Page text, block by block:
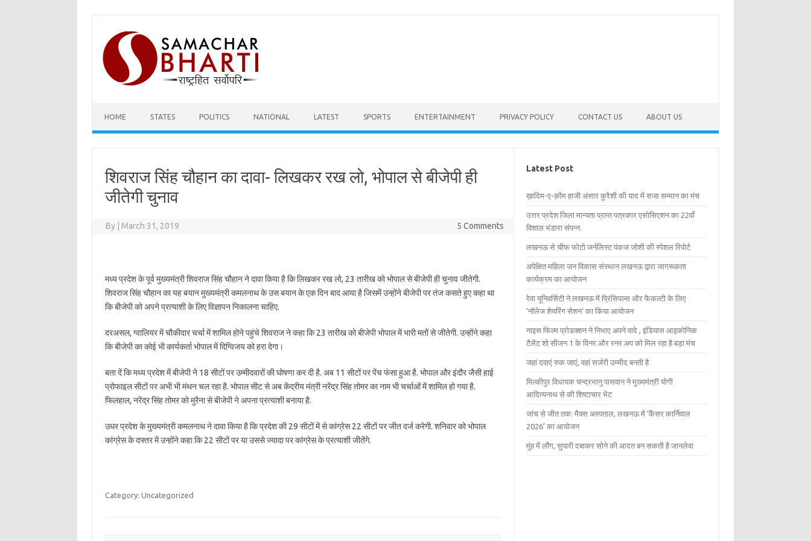
content
HOME STATES POLITICS NATIONAL LATEST SPORTS ENTERTAINMENT PRIVACY POLICY CONTACT US ABOUT US
शिवराज सिंह चौहान का दावा- लिखकर रख लो, भोपाल से बीजेपी ही
जीतेगी चुनाव
By March 31, 2019 5 Comments
मध्य प्रदेश के पूर्व मुख्यमंत्री शिवराज सिंह चौहान ने दावा किया है कि लिखकर रख लो, 23 तारीख को भोपाल से बीजेपी ही चुनाव जीतेगी.
शिवराज सिंह चौहान का यह बयान मुख्यमंत्री कमलनाथ के उस बयान के एक दिन बाद आया है जिसमें उन्होंने बीजेपी पर तंज कसते हुए कहा था
कि बीजेपी को अपने प्रत्याशी के लिए विज्ञापन निकालना चाहिए.
दरअसल, ग्वालियर में चौकीदार चर्चा में शामिल होने पहुंचे शिवराज ने कहा कि 23 तारीख को बीजेपी भोपाल में भारी मतों से जीतेगी. उन्होंने कहा
कि बीजेपी का कोई भी कार्यकर्ता भोपाल में दिग्विजय को हरा देगा।
बता दें कि मध्य प्रदेश में बीजेपी ने 18 सीटों पर उम्मीदवारों की घोषणा कर दी है. अब 11 सीटों पर पेंच फंसा हुआ है. भोपाल और इंदौर जैसी हाई
प्रोफाइल सीटों पर अभी भी मंथन चल रहा है. भोपाल सीट से अब केंद्रीय मंत्री नरेंद्र सिंह तोमर का नाम भी चर्चाओं में शामिल हो गया है.
फिलहाल, नरेंद्र सिंह तोमर को मुरैना से बीजेपी ने अपना प्रत्याशी बनाया है.
उधर प्रदेश के मुख्यमंत्री कमलनाथ ने दावा किया है कि प्रदेश की 29 सीटों में से कांग्रेस 22 सीटों पर जीत दर्ज करेगी. शनिवार को भोपाल
कांग्रेस के दफ्तर में उन्होंने कहा कि 22 सीटों पर या उससे ज्यादा पर कांग्रेस के प्रत्याशी जीतेंगे.
Category: Uncategorized
Latest Post
ख़ादिम-ए-क़ौम हाजी अंसार कुरैशी की याद में सजा सम्मान का मंच
उत्तर प्रदेश जिला मान्यता प्राप्त पत्रकार एसोसिएशन का 22वाँ
विशाल भंडारा संपन्न.
लखनऊ से चीफ फोटो जर्नलिस्ट पंकज जोशी की स्पेशल रिपोर्ट
अपेक्षित महिला जन विकास संस्थान लखनऊ द्वारा जागरूकता
कार्यक्रम का आयोजन
रेवा यूनिवर्सिटी ने लखनऊ में प्रिंसिपल्स और फैकल्टी के लिए
‘नॉलेज शेयरिंग सेशन’ का किया आयोजन
नाइस फिल्म प्रोडक्शन ने निभाए अपने वादे , इंडियास आइकोनिक
टैलेंट शो सीजन 1 के विनर और रनर अप को मिल रहा है बड़ा मंच
जहां दवाएं रुक जाएं, वहां सर्जरी उम्मीद बनती है
मिल्कीपुर विधायक चन्द्रभानु पासवान ने मुख्यमंत्री योगी
आदित्यनाथ से की शिष्टाचार भेंट
जांच से जीत तक: मैक्स अस्पताल, लखनऊ में ‘कैंसर कार्निवाल
2026’ का आयोजन
मुंह में लौंग, सुपारी दबाकर सोने की आदत बन सकती है जानलेवा